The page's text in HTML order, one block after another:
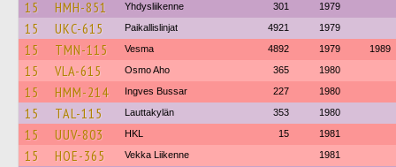
15 HMH-851 Yhdysliikenne 301 1979
15 UKC-615 Paikallislinjat 4921 1979
15 TMN-115 Vesma 4892 1979 1989
15 VLA-615 Osmo Aho 365 1980
15 HMM-214 Ingves Bussar 227 1980
15 TAL-115 Lauttakylän 353 1980
15 UUV-803 HKL 15 1981
15 HOE-365 Vekka Liikenne 1981